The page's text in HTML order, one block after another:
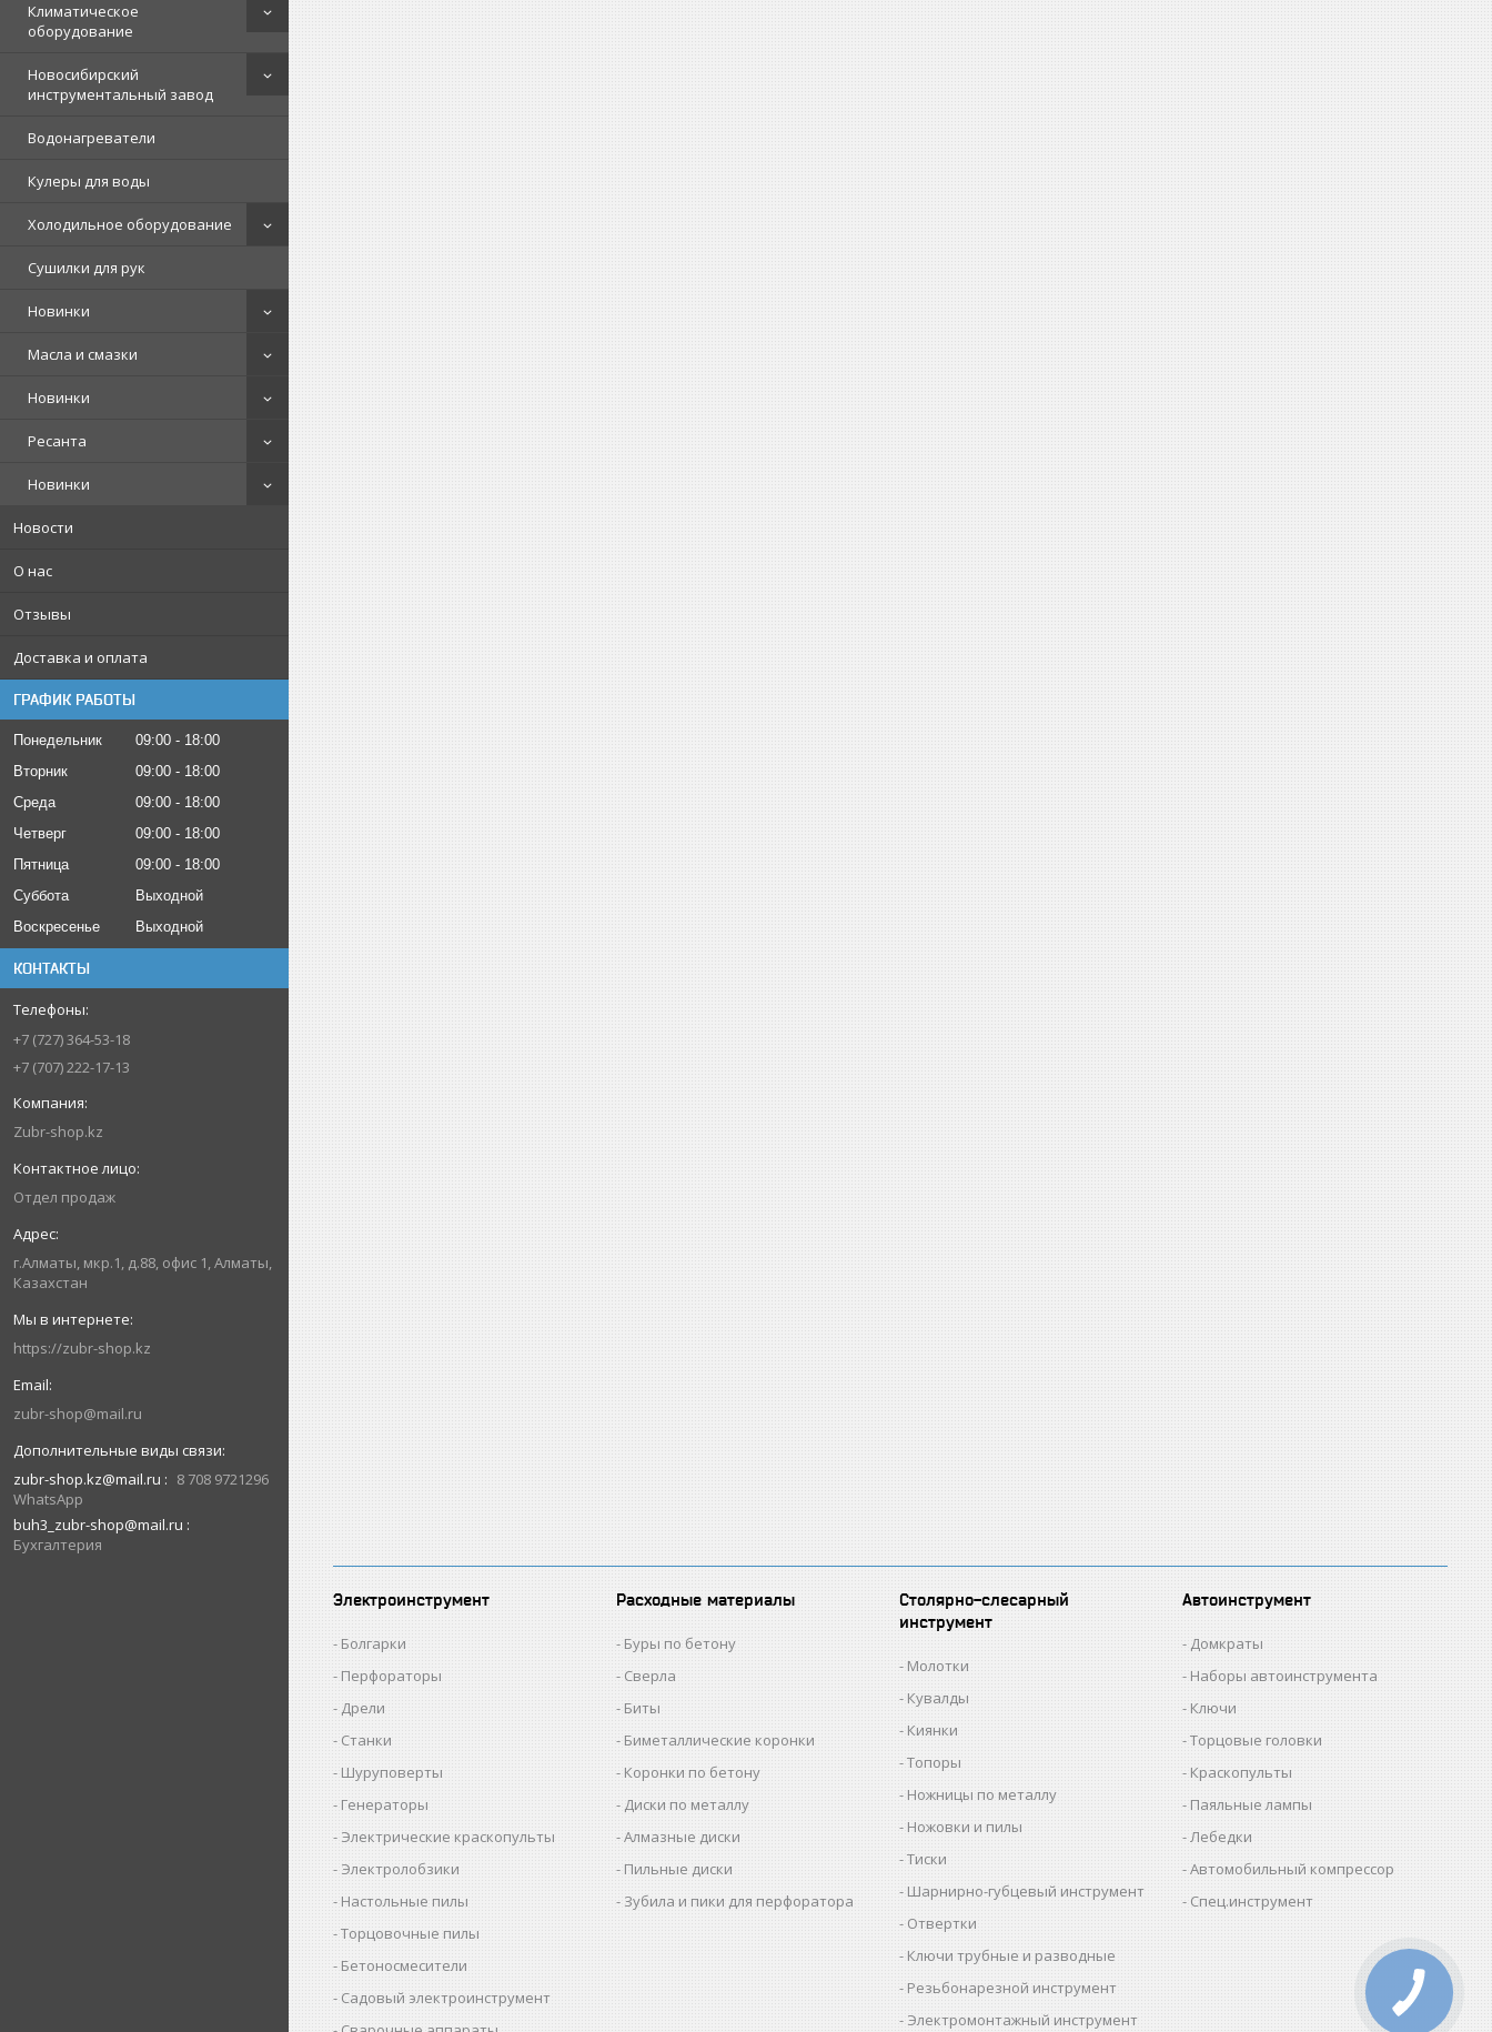
Климатическое
оборудование
Новосибирский
инструментальный завод
Водонагреватели
Кулеры для воды
Холодильное оборудование
Сушилки для рук
Новинки
Масла и смазки
Новинки
Ресанта
Новинки
Новости
О нас
Отзывы
Доставка и оплата
ГРАФИК РАБОТЫ
Понедельник 09:00
18:00
Вторник
09:00
18:00
Среда
09:00
18:00
Четверг
09:00
18:00
Пятница
09:00
18:00
Суббота
Выходной
Воскресенье
Выходной
КОНТАКТЫ
+7 (727) 364-53-18
+7 (707) 222-17-13
Zubr-shop.kz
Отдел продаж
г.Алматы, мкр.1, д.88, офис 1, Алматы,
Казахстан
https://zubr-shop.kz
zubr-shop@mail.ru
zubr-shop.kz@mail.ru
8 708 9721296
WhatsApp
buh3_zubr-shop@mail.ru
Бухгалтерия
Электроинструмент
Болгарки
Перфораторы
Дрели
Станки
Шуруповерты
Генераторы
Электрические краскопульты
Электролобзики
Настольные пилы
Торцовочные пилы
Бетоносмесители
Садовый электроинструмент
Расходные материалы
Буры по бетону
Сверла
Биты
Биметаллические коронки
Коронки по бетону
Диски по металлу
Алмазные диски
Пильные диски
Зубила и пики для перфоратора
Столярно-слесарный
инструмент
Молотки
Кувалды
Киянки
Топоры
Ножницы по металлу
Ножовки и пилы
Тиски
Шарнирно-губцевый инструмент
Отвертки
Ключи трубные и разводные
Резьбонарезной инструмент
Электромонтажный инструмент
Автоинструмент
Домкраты
Наборы автоинструмента
Ключи
Торцовые головки
Краскопульты
Паяльные лампы
Лебедки
Автомобильный компрессор
Спец.инструмент